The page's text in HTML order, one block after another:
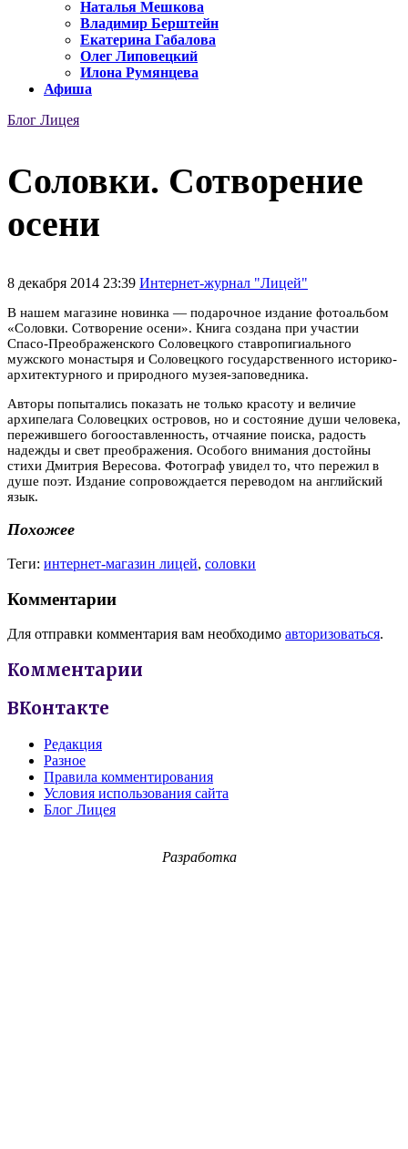
Наталья Мешкова
Владимир Берштейн
Екатерина Габалова
Олег Липовецкий
Илона Румянцева
Афиша
Блог Лицея
Соловки. Сотворение
осени
8 декабря 2014 23:39 Интернет-журнал "Лицей"
В нашем магазине новинка — подарочное издание фотоальбом
«Соловки. Сотворение осени». Книга создана при участии
Спасо-Преображенского Соловецкого ставропигиального
мужского монастыря и Соловецкого государственного историко-
архитектурного и природного музея-заповедника.
Авторы попытались показать не только красоту и величие
архипелага Соловецких островов, но и состояние души человека,
пережившего богооставленность, отчаяние поиска, радость
надежды и свет преображения. Особого внимания достойны
стихи Дмитрия Вересова. Фотограф увидел то, что пережил в
душе поэт. Издание сопровождается переводом на английский
язык.
Похожее
Теги: интернет-магазин лицей, соловки
Комментарии
Для отправки комментария вам необходимо авторизоваться.
Комментарии
ВКонтакте
Редакция
Разное
Правила комментирования
Условия использования сайта
Блог Лицея
Разработка